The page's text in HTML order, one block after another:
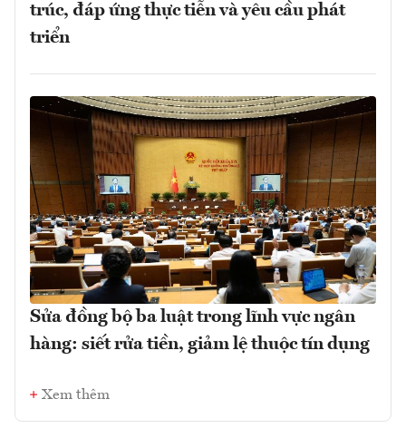
trúc, đáp ứng thực tiễn và yêu cầu phát
triển
Sửa đồng bộ ba luật trong lĩnh vực ngân
hàng: siết rửa tiền, giảm lệ thuộc tín dụng
Xem thêm